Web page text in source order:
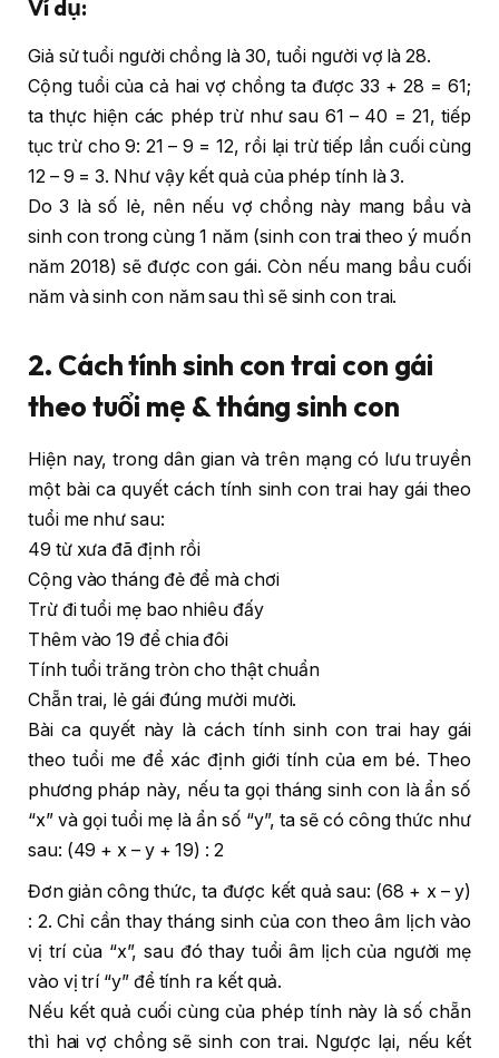
Ví dụ:
Giả sử tuổi người chồng là 30, tuổi người vợ là 28.
Cộng tuổi của cả hai vợ chồng ta được 33 + 28 = 61;
ta thực hiện các phép trừ như sau 61 – 40 = 21, tiếp
tục trừ cho 9: 21 – 9 = 12, rồi lại trừ tiếp lần cuối cùng
12 – 9 = 3. Như vậy kết quả của phép tính là 3.
Do 3 là số lẻ, nên nếu vợ chồng này mang bầu và
sinh con trong cùng 1 năm (sinh con trai theo ý muốn
năm 2018) sẽ được con gái. Còn nếu mang bầu cuối
năm và sinh con năm sau thì sẽ sinh con trai.
2. Cách tính sinh con trai con gái
theo tuổi mẹ & tháng sinh con
Hiện nay, trong dân gian và trên mạng có lưu truyền
một bài ca quyết cách tính sinh con trai hay gái theo
tuổi me như sau:
49 từ xưa đã định rồi
Cộng vào tháng đẻ để mà chơi
Trừ đi tuổi mẹ bao nhiêu đấy
Thêm vào 19 để chia đôi
Tính tuổi trăng tròn cho thật chuẩn
Chẵn trai, lẻ gái đúng mười mười.
Bài ca quyết này là cách tính sinh con trai hay gái
theo tuổi me để xác định giới tính của em bé. Theo
phương pháp này, nếu ta gọi tháng sinh con là ẩn số
“x” và gọi tuổi mẹ là ẩn số “y”, ta sẽ có công thức như
sau: (49 + x – y + 19) : 2
Đơn giản công thức, ta được kết quả sau: (68 + x – y)
: 2. Chỉ cần thay tháng sinh của con theo âm lịch vào
vị trí của “x”, sau đó thay tuổi âm lịch của người mẹ
vào vị trí “y” để tính ra kết quả.
Nếu kết quả cuối cùng của phép tính này là số chẵn
thì hai vợ chồng sẽ sinh con trai. Ngược lại, nếu kết